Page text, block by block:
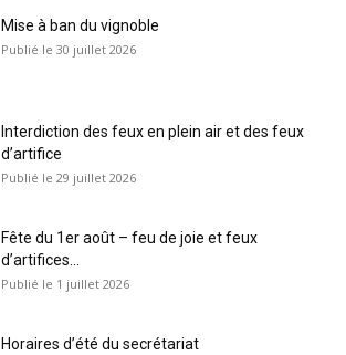
Mise à ban du vignoble
30 juillet 2026
Interdiction des feux en plein air et des feux
d’artifice
29 juillet 2026
Fête du 1er août – feu de joie et feux
d’artifices...
1 juillet 2026
Horaires d’été du secrétariat